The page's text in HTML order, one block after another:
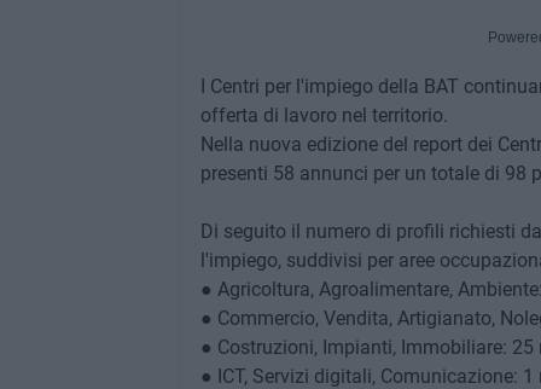
I Centri per l'impiego della BAT
offerta di lavoro nel territorio.
Nella nuova edizione del report dei
presenti 58 annunci per un totale di 98
Di seguito il numero di profili richiesti
l'impiego, suddivisi per aree
● Agricoltura, Agroalimentare,
● Commercio, Vendita, Artigianato,
● Costruzioni, Impianti, Immobiliare: 25
● ICT, Servizi digitali, Comunicazione: 1